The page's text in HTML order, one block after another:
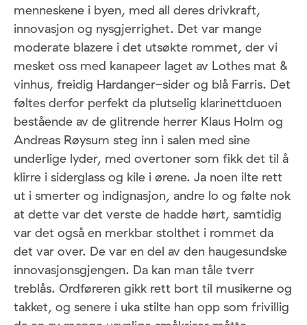
menneskene i byen, med all deres drivkraft,
innovasjon og nysgjerrighet. Det var mange
moderate blazere i det utsøkte rommet, der vi
mesket oss med kanapeer laget av Lothes mat &
vinhus, freidig Hardanger-sider og blå Farris. Det
føltes derfor perfekt da plutselig klarinettduoen
bestående av de glitrende herrer Klaus Holm og
Andreas Røysum steg inn i salen med sine
underlige lyder, med overtoner som fikk det til å
klirre i siderglass og kile i ørene. Ja noen ilte rett
ut i smerter og indignasjon, andre lo og følte nok
at dette var det verste de hadde hørt, samtidig
var det også en merkbar stolthet i rommet da
det var over. De var en del av den haugesundske
innovasjonsgjengen. Da kan man tåle tverr
treblås. Ordføreren gikk rett bort til musikerne og
takket, og senere i uka stilte han opp som frivillig